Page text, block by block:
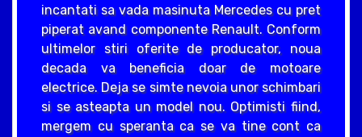
incantati sa vada masinuta Mercedes cu pret
piperat avand componente Renault. Conform
ultimelor stiri oferite de producator, noua
decada va beneficia doar de motoare
electrice. Deja se simte nevoia unor schimbari
si se asteapta un model nou. Optimisti fiind,
mergem cu speranta ca se va tine cont ca